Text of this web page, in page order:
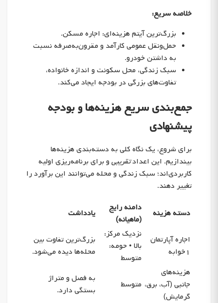
خلاصه سریع:
بزرگ‌ترین آیتم هزینه‌ای: اجاره مسکن.
حمل‌ونقل عمومی کارآمد و مقرون‌به‌صرفه نسبت
به داشتن خودرو.
سبک زندگی، محل سکونت و اندازه خانواده،
تفاوت‌های بزرگی در بودجه ایجاد می‌کند.
جمع‌بندی سریع هزینه‌ها و بودجه
پیشنهادی
برای شروع، یک نگاه کلی به دسته‌بندی هزینه‌ها
بیندازیم. این اعدادتقریبی و برای برنامه‌ریزی اولیه
کاربردی‌اند؛ سبک زندگی و محله می‌توانند این برآورد را
تغییر دهند.
دسته هزینه
دامنه رایج
(ماهیانه)
یادداشت
اجاره آپارتمان
۱خوابه
نزدیک مرکز:
بالا • حومه:
متوسط
بزرگ‌ترین تفاوت بین
محله‌ها دیده می‌شود.
هزینه‌های
جانبی (آب، برق،
گرمایش)
متوسط
به فصل و متراژ
بستگی دارد.